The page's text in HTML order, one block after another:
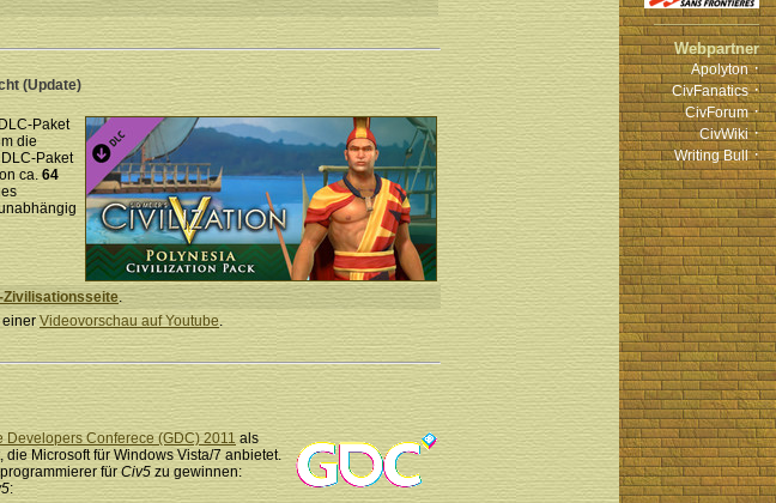
(Update)
Paket
die
Paket
ca. 64
Zivilisationsseite.
einerVideovorschau auf Youtube.
Developers Conferece (GDC) 2011 als
die Microsoft für Windows Vista/7 anbietet.
für Civ5 zu gewinnen:
:
Webpartner
Apolyton·
CivFanatics·
CivForum·
CivWiki·
Writing Bull·